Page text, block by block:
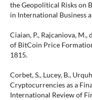
the Geopolitical Risks on
in International Business
Ciaian, P., Rajcaniova, M.,
of BitCoin Price
1815.
Corbet, S., Lucey, B.,
Cryptocurrencies as a
International Review of